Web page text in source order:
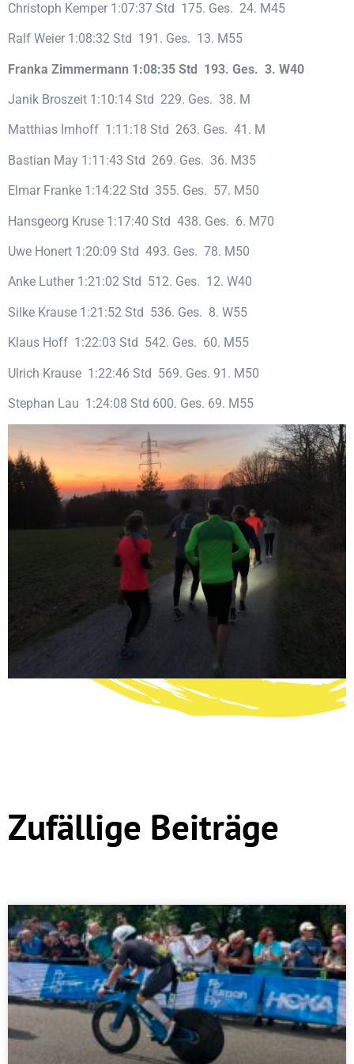
Christoph Kemper 1:07:37 Std 175. Ges. 24. M45
Ralf Weier 1:08:32 Std 191. Ges. 13. M55
Franka Zimmermann 1:08:35 Std 193. Ges. 3. W40
Janik Broszeit 1:10:14 Std 229. Ges. 38. M
Matthias Imhoff 1:11:18 Std 263. Ges. 41. M
Bastian May 1:11:43 Std 269. Ges. 36. M35
Elmar Franke 1:14:22 Std 355. Ges. 57. M50
Hansgeorg Kruse 1:17:40 Std 438. Ges. 6. M70
Uwe Honert 1:20:09 Std 493. Ges. 78. M50
Anke Luther 1:21:02 Std 512. Ges. 12. W40
Silke Krause 1:21:52 Std 536. Ges. 8. W55
Klaus Hoff 1:22:03 Std 542. Ges. 60. M55
Ulrich Krause 1:22:46 Std 569. Ges. 91. M50
Stephan Lau 1:24:08 Std 600. Ges. 69. M55
Zufällige Beiträge